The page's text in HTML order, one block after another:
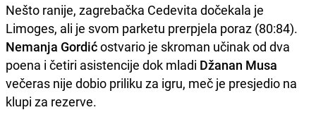
Nešto ranije, zagrebačka Cedevita dočekala je
Limoges, ali je svom parketu prerpjela poraz (80:84).
Nemanja Gordićostvario je skroman učinak od dva
poena i četiri asistencije dok mladi Džanan Musa
večeras nije dobio priliku za igru, meč je presjedio na
klupi za rezerve.